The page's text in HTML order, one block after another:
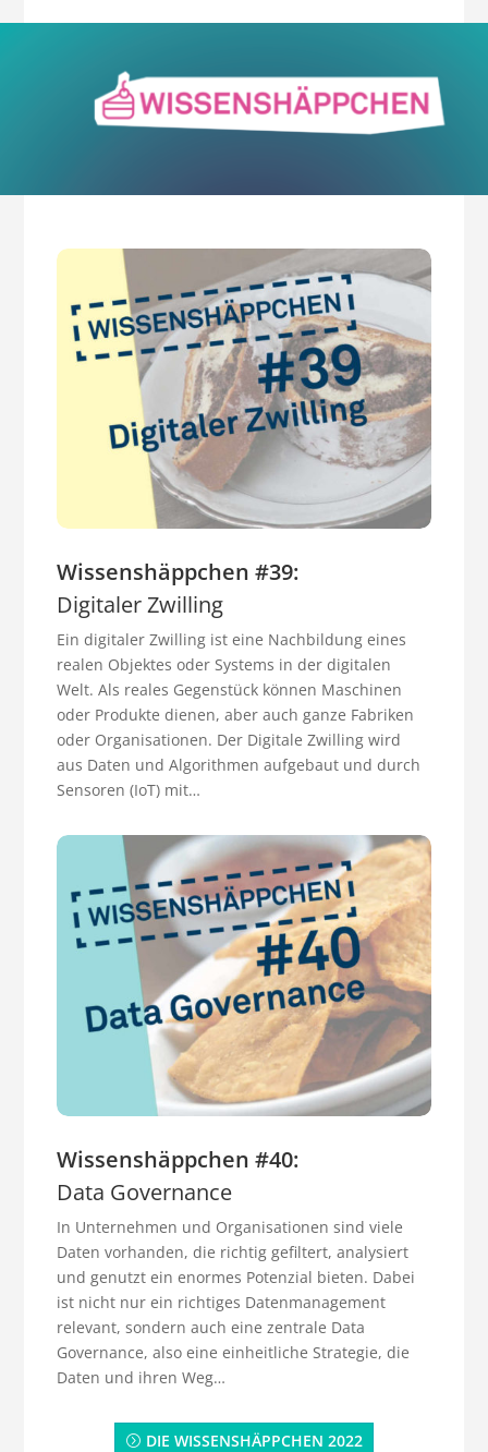
Wissenshäppchen #39:
Digitaler Zwilling
Ein digitaler Zwilling ist eine Nachbildung eines
realen Objektes oder Systems in der digitalen
Welt. Als reales Gegenstück können Maschinen
oder Produkte dienen, aber auch ganze Fabriken
oder Organisationen. Der Digitale Zwilling wird
aus Daten und Algorithmen aufgebaut und durch
Sensoren (IoT) mit…
Wissenshäppchen #40:
Data Governance
In Unternehmen und Organisationen sind viele
Daten vorhanden, die richtig gefiltert, analysiert
und genutzt ein enormes Potenzial bieten. Dabei
ist nicht nur ein richtiges Datenmanagement
relevant, sondern auch eine zentrale Data
Governance, also eine einheitliche Strategie, die
Daten und ihren Weg…
DIE WISSENSHÄPPCHEN 2022